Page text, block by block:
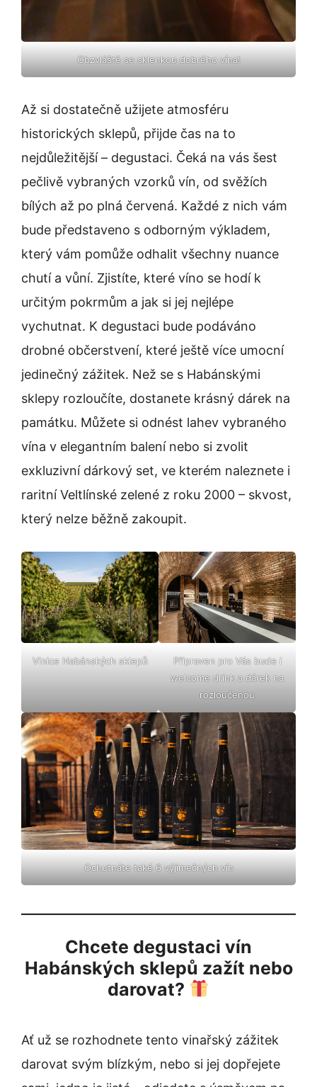
Obzvláště se sklenkou dobrého vína!
Až si dostatečně užijete atmosféru
historických sklepů, přijde čas na to
nejdůležitější – degustaci. Čeká na vás šest
pečlivě vybraných vzorků vín, od svěžích
bílých až po plná červená. Každé z nich vám
bude představeno s odborným výkladem,
který vám pomůže odhalit všechny nuance
chutí a vůní. Zjistíte, které víno se hodí k
určitým pokrmům a jak si jej nejlépe
vychutnat. K degustaci bude podáváno
drobné občerstvení, které ještě více umocní
jedinečný zážitek. Než se s Habánskými
sklepy rozloučíte, dostanete krásný dárek na
památku. Můžete si odnést lahev vybraného
vína v elegantním balení nebo si zvolit
exkluzivní dárkový set, ve kterém naleznete i
raritní Veltlínské zelené z roku 2000 – skvost,
který nelze běžně zakoupit.
Vinice Habánských sklepů
Připraven pro Vás bude i
welcome drink a dárek na
rozloučenou
Ochutnáte také 6 výjimečných vín
Chcete degustaci vín
Habánských sklepů zažít nebo
darovat?
Ať už se rozhodnete tento vinařský zážitek
darovat svým blízkým, nebo si jej dopřejete